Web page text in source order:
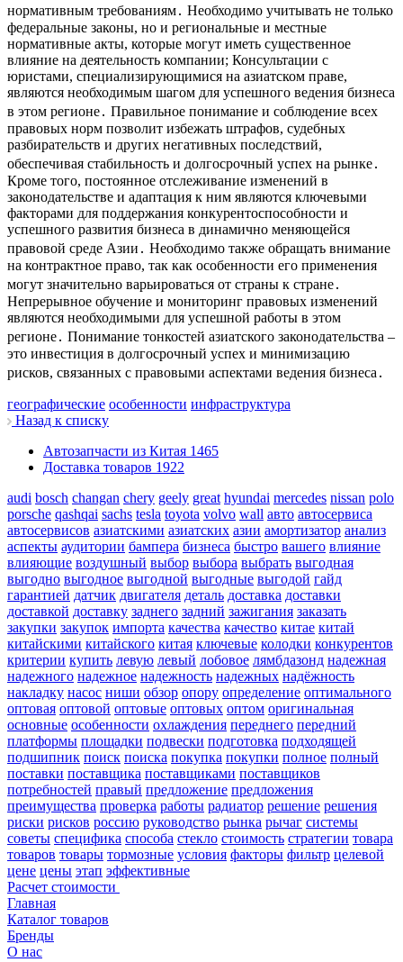
нормативным требованиям․ Необходимо учитывать не только
федеральные законы, но и региональные и местные
нормативные акты, которые могут иметь существенное
влияние на деятельность компании; Консультации с
юристами, специализирующимися на азиатском праве,
являются необходимым шагом для успешного ведения бизнеса
в этом регионе․ Правильное понимание и соблюдение всех
правовых норм позволит избежать штрафов, судебных
разбирательств и других негативных последствий,
обеспечивая стабильность и долгосрочный успех на рынке․
Кроме того, постоянное отслеживание изменений в
законодательстве и адаптация к ним являются ключевыми
факторами для поддержания конкурентоспособности и
успешного развития бизнеса в динамично меняющейся
правовой среде Азии․ Необходимо также обращать внимание
на контрактное право, так как особенности его применения
могут значительно варьироваться от страны к стране․
Непрерывное обучение и мониторинг правовых изменений
являются необходимыми для успешной работы в этом
регионе․ Понимание тонкостей азиатского законодательства –
это инвестиция в долгосрочный успех и минимизацию
рисков, связанных с правовыми аспектами ведения бизнеса․
географические особенности инфраструктура
Назад к списку
Автозапчасти из Китая 1465
Доставка товаров 1922
audi bosch changan chery geely great hyundai mercedes nissan polo
porsche qashqai sachs tesla toyota volvo wall авто автосервиса
автосервисов азиатскими азиатских азии амортизатор анализ
аспекты аудитории бампера бизнеса быстро вашего влияние
влияющие воздушный выбор выбора выбрать выгодная
выгодно выгодное выгодной выгодные выгодой гайд
гарантией датчик двигателя деталь доставка доставки
доставкой доставку заднего задний зажигания заказать
закупки закупок импорта качества качество китае китай
китайскими китайского китая ключевые колодки конкурентов
критерии купить левую левый лобовое лямбдазонд надежная
надежного надежное надежность надежных надёжность
накладку насос ниши обзор опору определение оптимального
оптовая оптовой оптовые оптовых оптом оригинальная
основные особенности охлаждения переднего передний
платформы площадки подвески подготовка подходящей
подшипник поиск поиска покупка покупки полное полный
поставки поставщика поставщиками поставщиков
потребностей правый предложение предложения
преимущества проверка работы радиатор решение решения
риски рисков россию руководство рынка рычаг системы
советы специфика способа стекло стоимость стратегии товара
товаров товары тормозные условия факторы фильтр целевой
цене цены этап эффективные
Расчет стоимости
Главная
Каталог товаров
Бренды
О нас